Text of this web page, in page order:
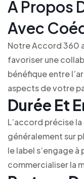
À Propos
Avec
Notre Accord 360
favoriser une
bénéfique entre
aspects de votre
Durée Et
L’accord précise
généralement sur
le label s’engage
commercialiser la